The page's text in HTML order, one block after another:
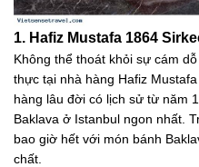
1. Hafiz Mustafa 1864
Không thể thoát khỏi sự cám
thực tại nhà hàng Hafiz
hàng lâu đời có lịch sử từ năm
Baklava ở Istanbul ngon nhất.
bao giờ hết với món bánh
chất.